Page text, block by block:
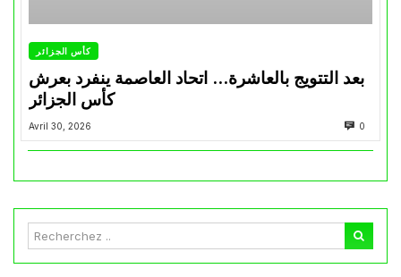
كأس الجزائر
بعد التتويج بالعاشرة… اتحاد العاصمة ينفرد بعرش
كأس الجزائر
Avril 30, 2026 0